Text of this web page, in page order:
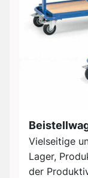
Vielseitige
Lager,
der